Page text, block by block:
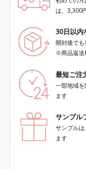
は、3,300
30日以内
開封後で
※商品返送
最短ご注
一部地域
ます
サンプル
サンプル
ます